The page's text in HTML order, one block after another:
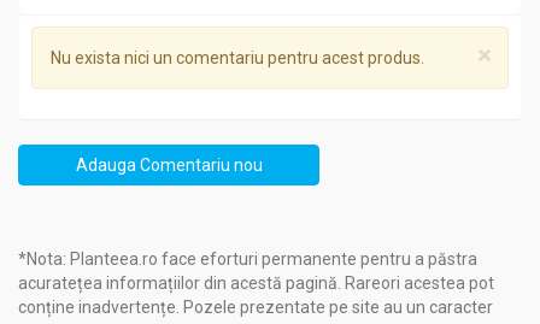
Contuzii
Ulceraţii
Cum se utilizează produsul?
×
Nu exista nici un comentariu pentru acest produs.
Adauga Comentariu nou
*Nota: Planteea.ro face eforturi permanente pentru a păstra
acuratețea informațiilor din acestă pagină. Rareori acestea pot
conține inadvertențe. Pozele prezentate pe site au un caracter